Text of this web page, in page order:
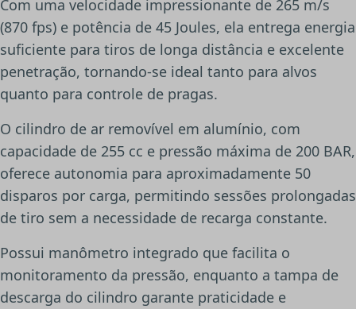
Com uma velocidade impressionante de 265 m/s
(870 fps) e potência de 45 Joules, ela entrega energia
suficiente para tiros de longa distância e excelente
penetração, tornando-se ideal tanto para alvos
quanto para controle de pragas.
O cilindro de ar removível em alumínio, com
capacidade de 255 cc e pressão máxima de 200 BAR,
oferece autonomia para aproximadamente 50
disparos por carga, permitindo sessões prolongadas
de tiro sem a necessidade de recarga constante.
Possui manômetro integrado que facilita o
monitoramento da pressão, enquanto a tampa de
descarga do cilindro garante praticidade e